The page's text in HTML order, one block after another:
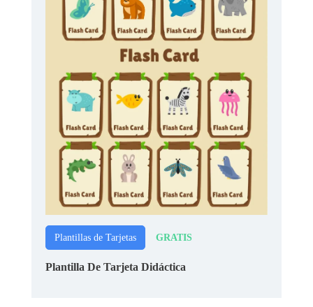
Plantillas de Tarjetas GRATIS
Plantilla De Tarjeta Didáctica